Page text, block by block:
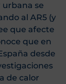
urbana se
al AR5 (y
que afecte
que en
desde
de calor